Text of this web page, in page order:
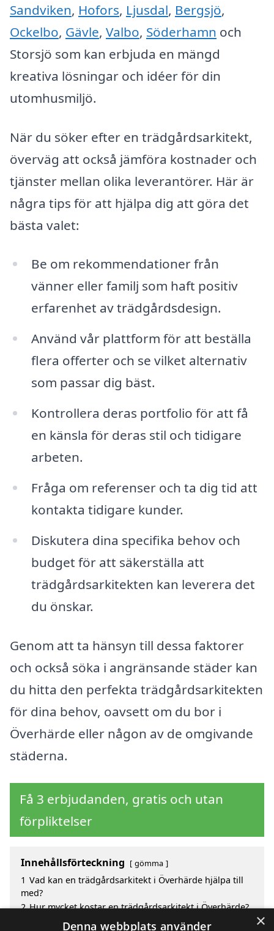
Sandviken, Hofors, Ljusdal, Bergsjö,
Ockelbo, Gävle, Valbo, Söderhamn och
Storsjö som kan erbjuda en mängd
kreativa lösningar och idéer för din
utomhusmiljö.
När du söker efter en trädgårdsarkitekt,
överväg att också jämföra kostnader och
tjänster mellan olika leverantörer. Här är
några tips för att hjälpa dig att göra det
bästa valet:
Be om rekommendationer från
vänner eller familj som haft positiv
erfarenhet av trädgårdsdesign.
Använd vår plattform för att beställa
flera offerter och se vilket alternativ
som passar dig bäst.
Kontrollera deras portfolio för att få
en känsla för deras stil och tidigare
arbeten.
Fråga om referenser och ta dig tid att
kontakta tidigare kunder.
Diskutera dina specifika behov och
budget för att säkerställa att
trädgårdsarkitekten kan leverera det
du önskar.
Genom att ta hänsyn till dessa faktorer
och också söka i angränsande städer kan
du hitta den perfekta trädgårdsarkitekten
för dina behov, oavsett om du bor i
Överhärde eller någon av de omgivande
städerna.
Få 3 erbjudanden, gratis och utan
förpliktelser
Innehållsförteckning gömma
1 Vad kan en trädgårdsarkitekt i Överhärde hjälpa till
med?
2 Hur mycket kostar en trädgårdsarkitekt i Överhärde?
Fördelar med att välja trädgårdsarkitekt i Överhärde
×
Denna webbplats använder